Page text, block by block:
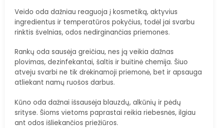
Veido oda dažniau reaguoja į kosmetiką, aktyvius
ingredientus ir temperatūros pokyčius, todėl jai svarbu
rinktis švelnias, odos nedirginančias priemones.
Rankų oda sausėja greičiau, nes ją veikia dažnas
plovimas, dezinfekantai, šaltis ir buitinė chemija. Šiuo
atveju svarbi ne tik drėkinamoji priemonė, bet ir apsauga
atliekant namų ruošos darbus.
Kūno oda dažnai išsausėja blauzdų, alkūnių ir pėdų
srityse. Šioms vietoms paprastai reikia riebesnės, ilgiau
ant odos išliekančios priežiūros.